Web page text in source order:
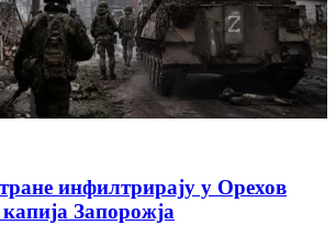
инфилтрирају у Орехов
капија Запорожја